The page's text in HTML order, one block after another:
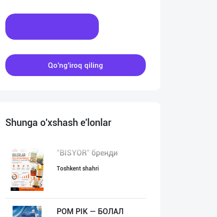
00:00
Qo'ng'iroq qiling
Shunga o'xshash e'lonlar
"BISYOR" бренди
Toshkent shahri
POM PIK — БОЛАЛ